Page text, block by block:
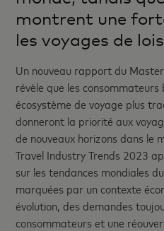
montrent une
les voyages de
Un nouveau rapport du
révèle que les consommateurs
écosystème de voyage plus
donneront la priorité aux
de nouveaux horizons dans le
Travel Industry Trends 2023
sur les tendances mondiales
marquées par un contexte
évolution, des demandes
consommateurs et une